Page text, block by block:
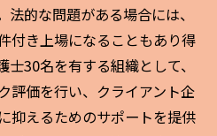
的な問題がある場合には、
付き上場になることもあり得
士30名を有する組織として、
評価を行い、クライアント企
抑えるためのサポートを提供